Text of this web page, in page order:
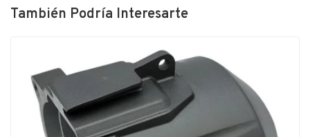
También Podría Interesarte